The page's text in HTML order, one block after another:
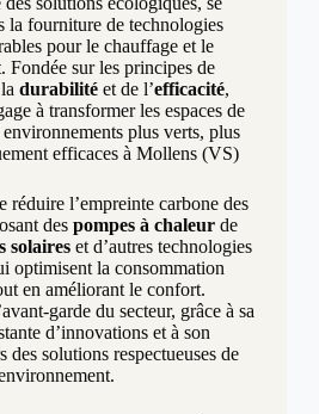
la fourniture de technologies
pour le chauffage et le
Fondée sur les principes de
ladurabilité et de l’efficacité,
à transformer les espaces de
plus verts, plus
efficaces à Mollens (VS)
réduire l’empreinte carbone des
des pompes à chaleurde
solaireset d’autres technologies
optimisent la consommation
en améliorant le confort.
garde du secteur, grâce à sa
d’innovations et à son
des solutions respectueuses de